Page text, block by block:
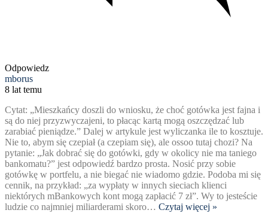
Odpowiedz
mborus
8 lat temu
Cytat: „Mieszkańcy doszli do wniosku, że choć gotówka jest fajna i
są do niej przyzwyczajeni, to płacąc kartą mogą oszczędzać lub
zarabiać pieniądze.” Dalej w artykule jest wyliczanka ile to kosztuje.
Nie to, abym się czepiał (a czepiam się), ale ossoo tutaj chozi? Na
pytanie: „Jak dobrać się do gotówki, gdy w okolicy nie ma taniego
bankomatu?” jest odpowiedź bardzo prosta. Nosić przy sobie
gotówkę w portfelu, a nie biegać nie wiadomo gdzie. Podoba mi się
cennik, na przykład: „za wypłaty w innych sieciach klienci
niektórych mBankowych kont mogą zapłacić 7 zł”. Wy to jesteście
ludzie co najmniej miliarderami skoro… Czytaj więcej »